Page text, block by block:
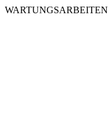
WARTUNGSARBEITEN